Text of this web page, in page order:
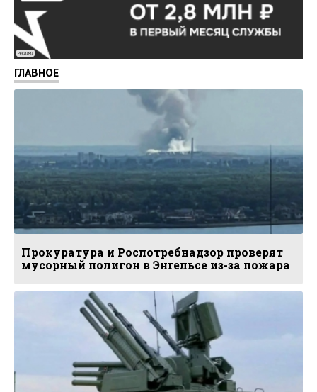
Реклама
ГЛАВНОЕ
Прокуратура и Роспотребнадзор проверят
мусорный полигон в Энгельсе из-за пожара